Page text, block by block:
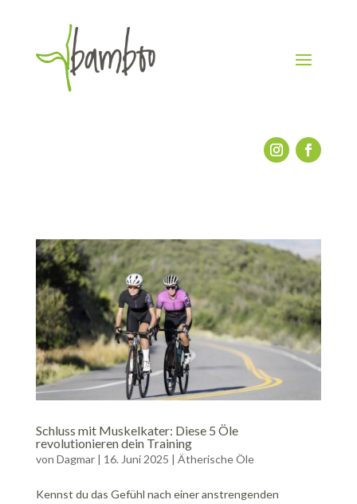
Schluss mit Muskelkater: Diese 5 Öle
revolutionieren dein Training
von Dagmar| 16. Juni 2025 | Ätherische Öle
Kennst du das Gefühl nach einer anstrengenden